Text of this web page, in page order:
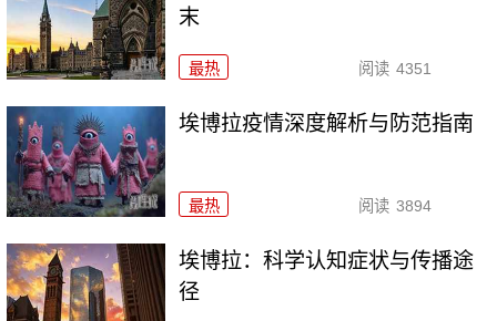
末
最热 阅读 4351
埃博拉疫情深度解析与防范指南
最热 阅读 3894
埃博拉：科学认知症状与传播途
径